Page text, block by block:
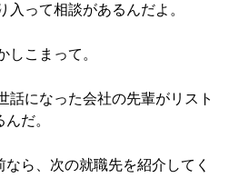
入って相談があるんだよ。
しこまって。
話になった会社の先輩がリスト
だ。
ら、次の就職先を紹介してく